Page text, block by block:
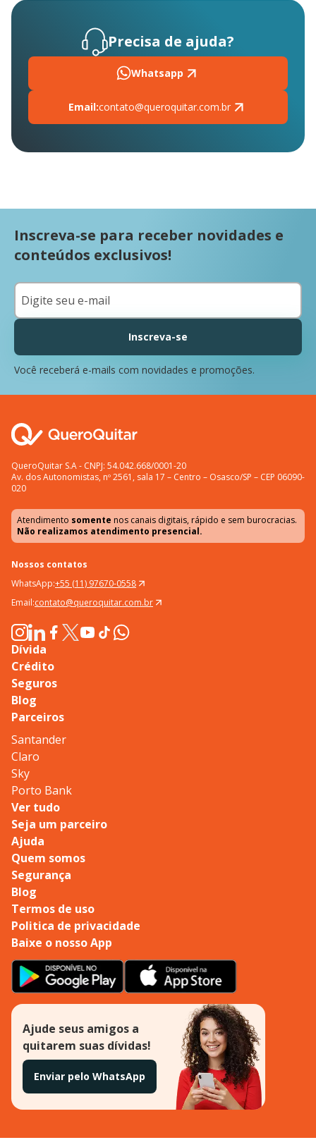
Precisa de ajuda?
Whatsapp
Email:contato@queroquitar.com.br
Inscreva-se para receber novidades e
conteúdos exclusivos!
Inscreva-se
Você receberá e-mails com novidades e promoções.
QueroQuitar S.A - CNPJ: 54.042.668/0001-20
Av. dos Autonomistas, nº 2561, sala 17 – Centro – Osasco/SP – CEP 06090-
020
Atendimento somente nos canais digitais, rápido e sem burocracias.
Não realizamos atendimento presencial.
Nossos contatos
WhatsApp:+55 (11) 97670-0558
Email:contato@queroquitar.com.br
Dívida
Crédito
Seguros
Blog
Parceiros
Santander
Claro
Sky
Porto Bank
Ver tudo
Seja um parceiro
Ajuda
Quem somos
Segurança
Blog
Termos de uso
Politica de privacidade
Baixe o nosso App
Ajude seus amigos a
quitarem suas dívidas!
Enviar pelo WhatsApp